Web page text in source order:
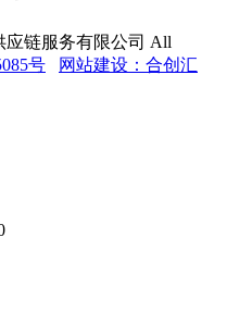
应链服务有限公司 All
号
网站建设：合创汇